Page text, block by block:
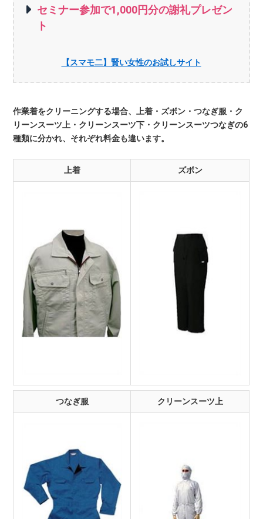
セミナー参加で1,000円分の謝礼プレゼン
ト
【スマモ二】賢い女性のお試しサイト
作業着をクリーニングする場合、上着・ズボン・つなぎ服・ク
リーンスーツ上・クリーンスーツ下・クリーンスーツつなぎの6
種類に分かれ、それぞれ料金も違います。
上着 ズボン
つなぎ服 クリーンスーツ上